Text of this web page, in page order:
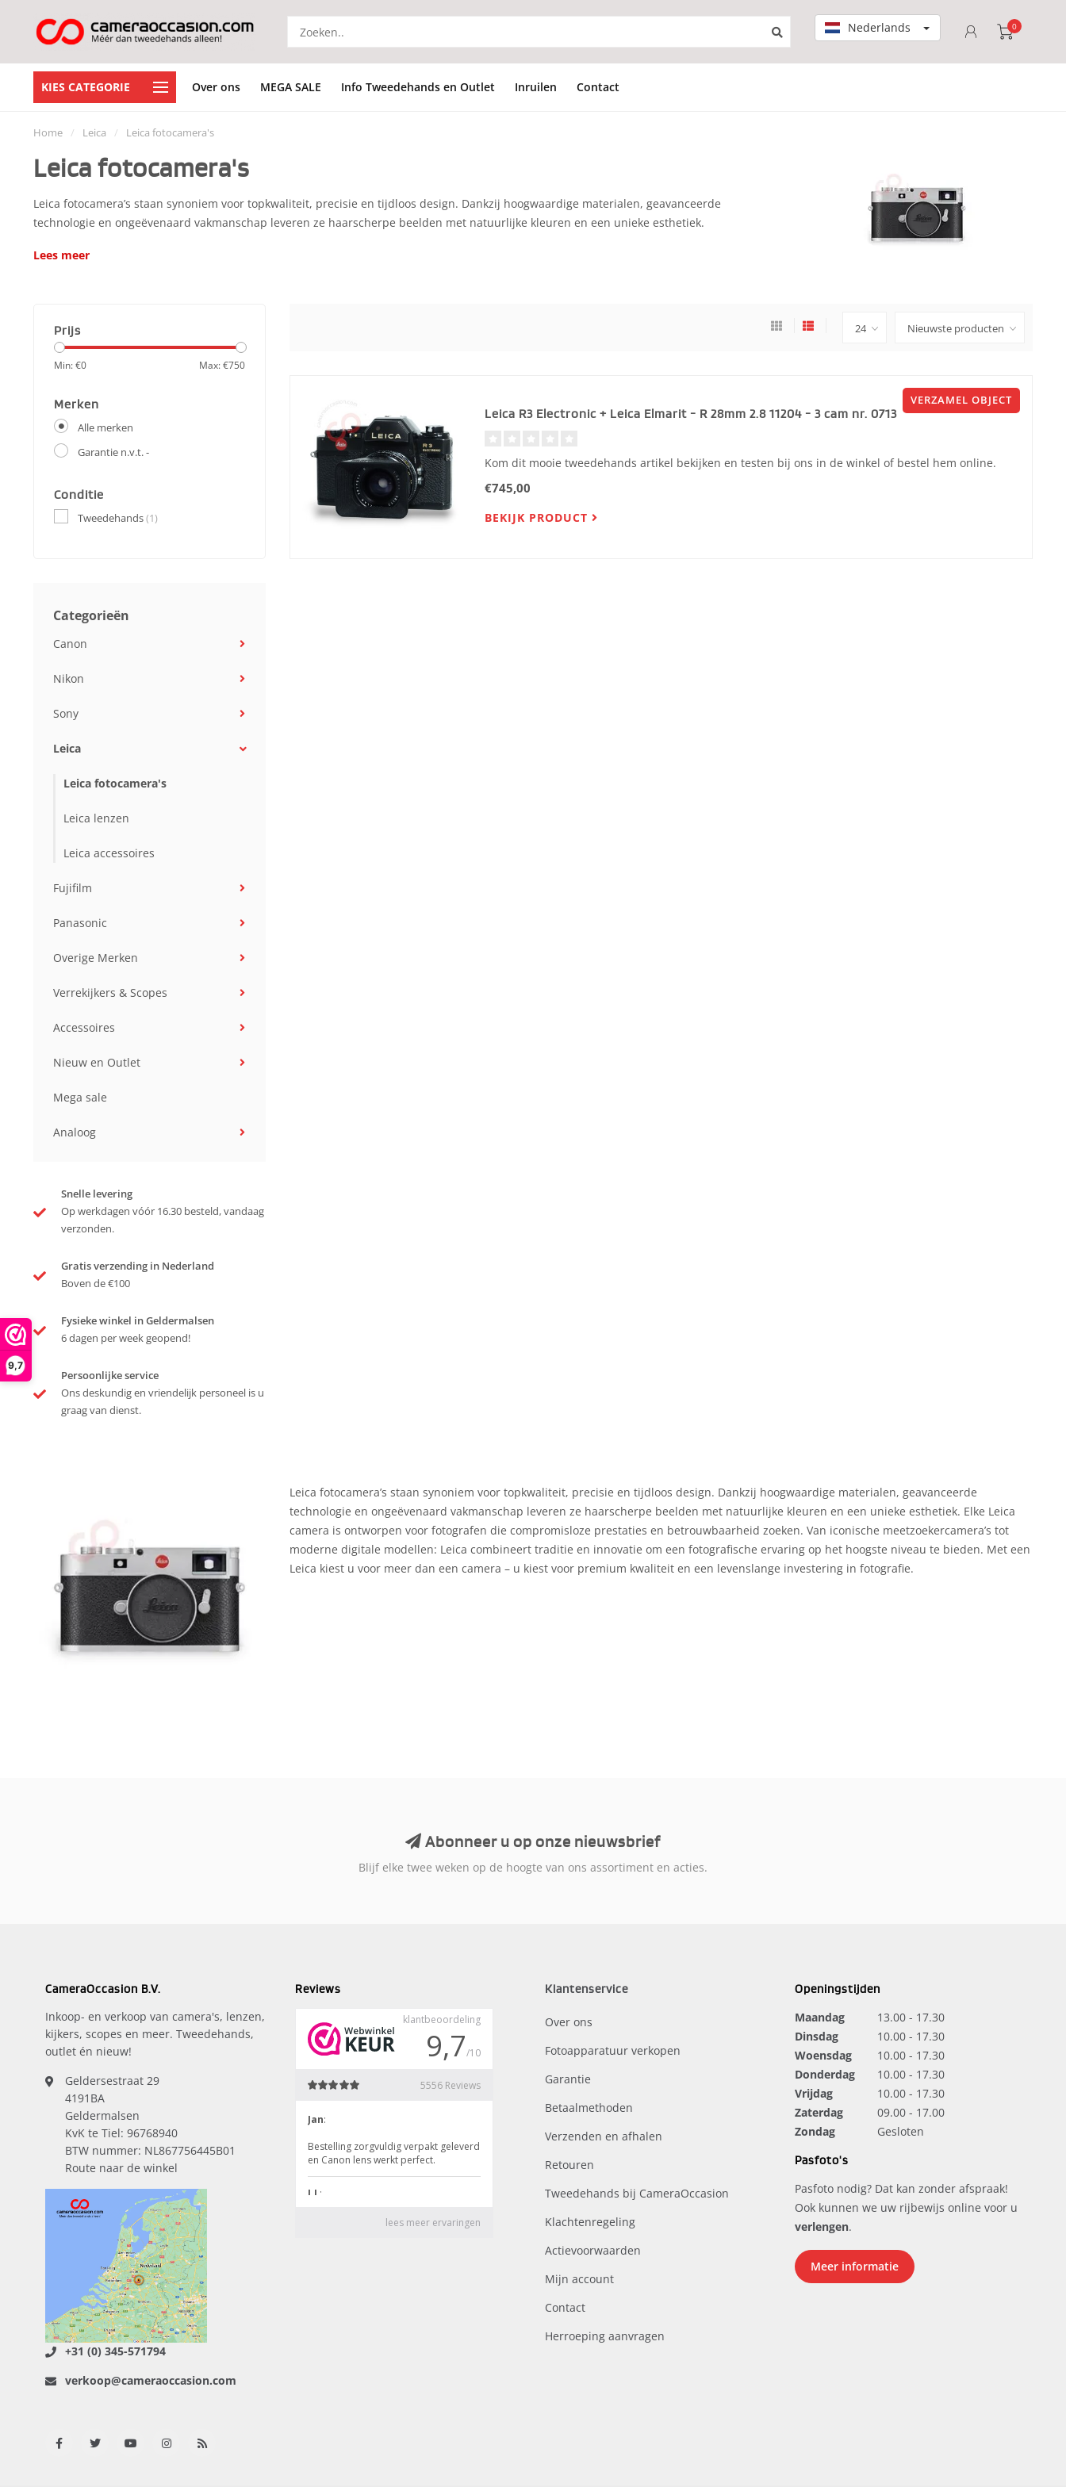
9,7
Nederlands 0
KIES CATEGORIE Over ons MEGA SALE Info Tweedehands en Outlet Inruilen Contact
Home / Leica / Leica fotocamera's
Leica fotocamera's
Leica fotocamera’s staan synoniem voor topkwaliteit, precisie en tijdloos design. Dankzij hoogwaardige materialen, geavanceerde
technologie en ongeëvenaard vakmanschap leveren ze haarscherpe beelden met natuurlijke kleuren en een unieke esthetiek.
Lees meer
Prijs
Min: €0 Max: €750
Merken
Alle merken
Garantie n.v.t. -
Conditie
Tweedehands(1)
Categorieën
Canon
Nikon
Sony
Leica
Leica fotocamera's
Leica lenzen
Leica accessoires
Fujifilm
Panasonic
Overige Merken
Verrekijkers & Scopes
Accessoires
Nieuw en Outlet
Mega sale
Analoog
Snelle levering
Op werkdagen vóór 16.30 besteld, vandaag
verzonden.
Gratis verzending in Nederland
Boven de €100
Fysieke winkel in Geldermalsen
6 dagen per week geopend!
Persoonlijke service
Ons deskundig en vriendelijk personeel is u
graag van dienst.
VERZAMEL OBJECT
Leica R3 Electronic + Leica Elmarit - R 28mm 2.8 11204 - 3 cam nr. 0713
Kom dit mooie tweedehands artikel bekijken en testen bij ons in de winkel of bestel hem online.
€745,00
BEKIJK PRODUCT
Leica fotocamera’s staan synoniem voor topkwaliteit, precisie en tijdloos design. Dankzij hoogwaardige materialen, geavanceerde
technologie en ongeëvenaard vakmanschap leveren ze haarscherpe beelden met natuurlijke kleuren en een unieke esthetiek. Elke Leica
camera is ontworpen voor fotografen die compromisloze prestaties en betrouwbaarheid zoeken. Van iconische meetzoekercamera’s tot
moderne digitale modellen: Leica combineert traditie en innovatie om een fotografische ervaring op het hoogste niveau te bieden. Met een
Leica kiest u voor meer dan een camera – u kiest voor premium kwaliteit en een levenslange investering in fotografie.
Abonneer u op onze nieuwsbrief
Blijf elke twee weken op de hoogte van ons assortiment en acties.
CameraOccasion B.V.
Inkoop- en verkoop van camera's, lenzen,
kijkers, scopes en meer. Tweedehands,
outlet én nieuw!
Geldersestraat 29
4191BA
Geldermalsen
KvK te Tiel: 96768940
BTW nummer: NL867756445B01
Route naar de winkel
+31 (0) 345-571794
verkoop@cameraoccasion.com
Reviews Klantenservice
Over ons
Fotoapparatuur verkopen
Garantie
Betaalmethoden
Verzenden en afhalen
Retouren
Tweedehands bij CameraOccasion
Klachtenregeling
Actievoorwaarden
Mijn account
Contact
Herroeping aanvragen
Openingstijden
Maandag
13.00 - 17.30
Dinsdag
10.00 - 17.30
Woensdag
10.00 - 17.30
Donderdag
10.00 - 17.30
Vrijdag
10.00 - 17.30
Zaterdag
09.00 - 17.00
Zondag
Gesloten
Pasfoto's
Pasfoto nodig? Dat kan zonder afspraak!
Ook kunnen we uw rijbewijs online voor u
verlengen.
Meer informatie